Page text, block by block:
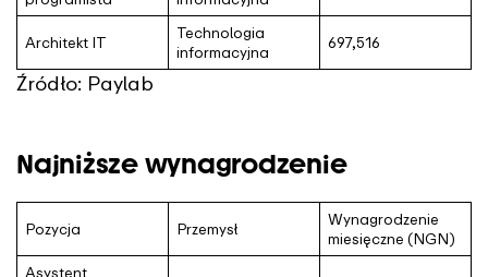
Architekt IT
Technologia
informacyjna
697,516
Źródło: Paylab
Najniższe wynagrodzenie
Pozycja Przemysł
Wynagrodzenie
miesięczne (NGN)
Asystent